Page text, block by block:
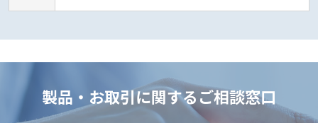
製品・お取引に関するご相談窓口